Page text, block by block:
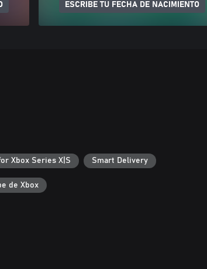
ESCRIBE TU FECHA DE NACIMIENTO
Xbox Series X|S Smart Delivery
de Xbox